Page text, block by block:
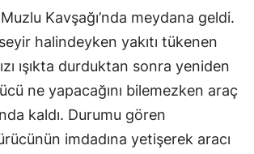
Kavşağı’nda meydana geldi.
halindeyken yakıtı tükenen
ışıkta durduktan sonra yeniden
ne yapacağını bilemezken araç
kaldı. Durumu gören
imdadına yetişerek aracı